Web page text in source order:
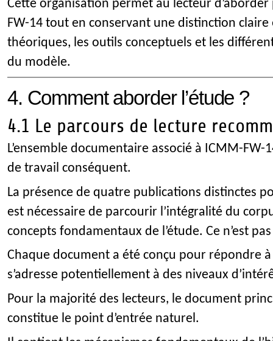
Cette organisation permet au lecteur
FW-14 tout en conservant une distinction
théoriques, les outils conceptuels et les
du modèle.
4. Comment aborder l’étude ?
4.1 Le parcours de lecture
L’ensemble documentaire associé à ICMM-
de travail conséquent.
La présence de quatre publications distinctes
est nécessaire de parcourir l’intégralité du
concepts fondamentaux de l’étude. Ce n’est
Chaque document a été conçu pour répondre
s’adresse potentiellement à des niveaux
Pour la majorité des lecteurs, le document
constitue le point d’entrée naturel.